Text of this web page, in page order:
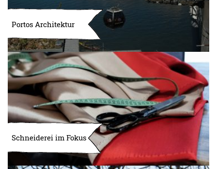
Portos Architektur
Schneiderei im Fokus